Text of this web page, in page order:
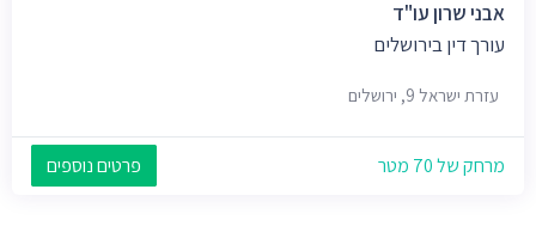
אבני שרון עו"ד
עורך דין בירושלים
עזרת ישראל 9, ירושלים
מרחק של 70 מטר פרטים נוספים